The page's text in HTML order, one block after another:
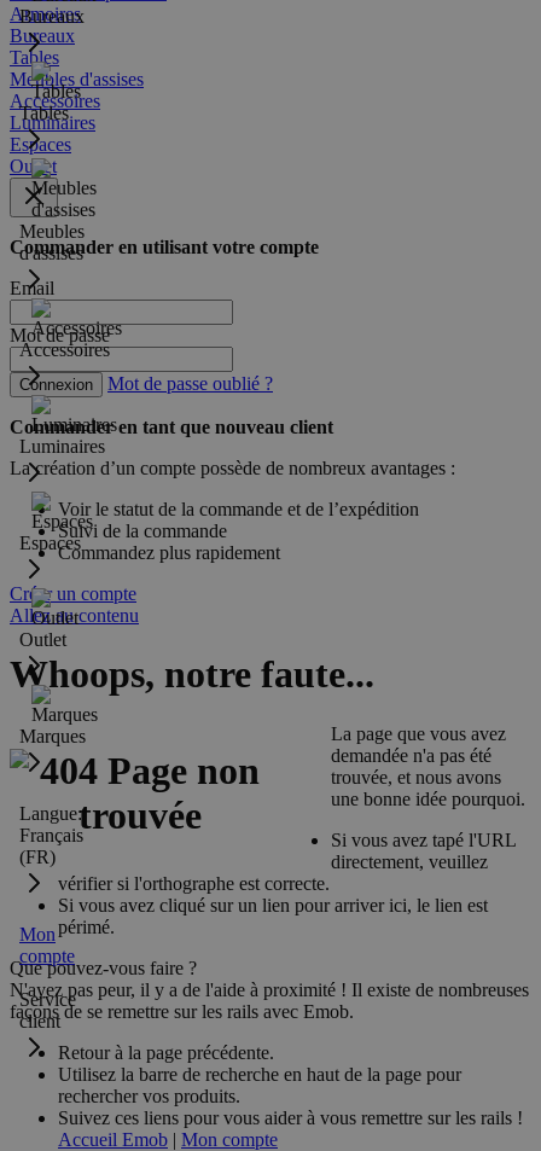
Bureaux
Tables
Meubles
d'assises
Accessoires
Luminaires
Espaces
Outlet
Marques
Langue:
Français
(FR)
Mon
compte
Service
client
Armoires
Bureaux
Tables
Meubles d'assises
Accessoires
Luminaires
Espaces
Outlet
Commander en utilisant votre compte
Email
Mot de passe
Connexion Mot de passe oublié ?
Commander en tant que nouveau client
La création d’un compte possède de nombreux avantages :
Voir le statut de la commande et de l’expédition
Suivi de la commande
Commandez plus rapidement
Créer un compte
Allez au contenu
Whoops, notre faute...
La page que vous avez
demandée n'a pas été
trouvée, et nous avons
une bonne idée pourquoi.
Si vous avez tapé l'URL
directement, veuillez
vérifier si l'orthographe est correcte.
Si vous avez cliqué sur un lien pour arriver ici, le lien est
périmé.
Que pouvez-vous faire ?
N'ayez pas peur, il y a de l'aide à proximité ! Il existe de nombreuses
façons de se remettre sur les rails avec Emob.
Retour à la page précédente.
Utilisez la barre de recherche en haut de la page pour
rechercher vos produits.
Suivez ces liens pour vous aider à vous remettre sur les rails !
Accueil Emob | Mon compte